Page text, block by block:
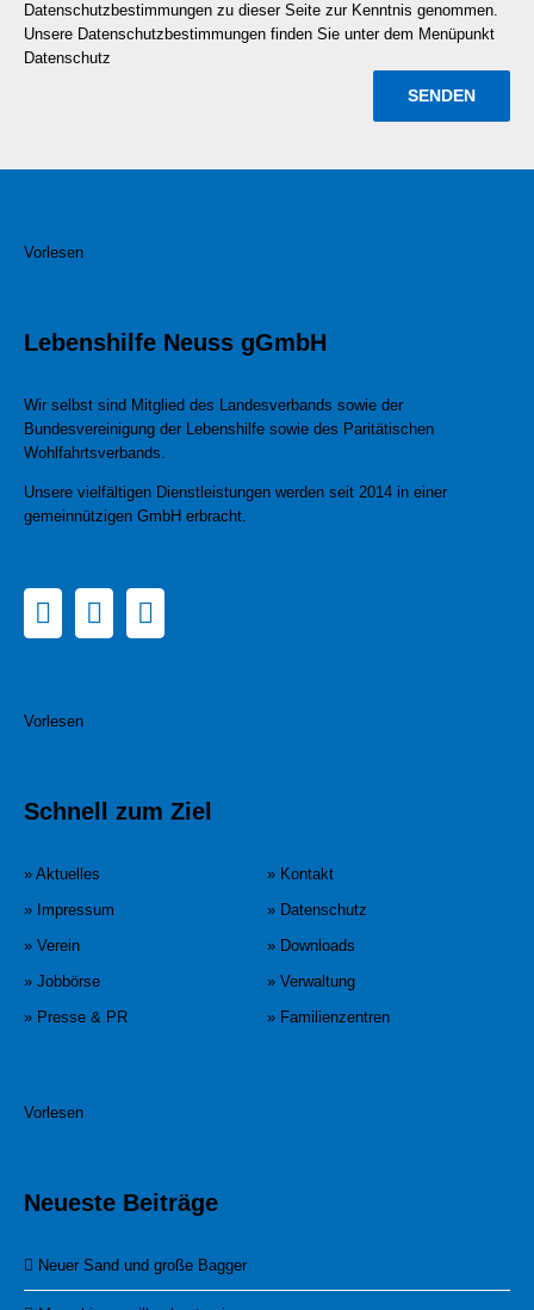
Datenschutzbestimmungen zu dieser Seite zur Kenntnis genommen.
Unsere Datenschutzbestimmungen finden Sie unter dem Menüpunkt
Datenschutz
Vorlesen
Lebenshilfe Neuss gGmbH
Wir selbst sind Mitglied des Landesverbands sowie der
Bundesvereinigung der Lebenshilfe sowie des Paritätischen
Wohlfahrtsverbands.
Unsere vielfältigen Dienstleistungen werden seit 2014 in einer
gemeinnützigen GmbH erbracht.
Vorlesen
Schnell zum Ziel
» Aktuelles
» Kontakt
» Impressum
» Datenschutz
» Verein
» Downloads
» Jobbörse
» Verwaltung
» Presse & PR
» Familienzentren
Vorlesen
Neueste Beiträge
Neuer Sand und große Bagger